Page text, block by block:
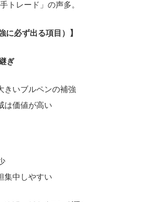
トレード」の声多。
に必ず出る項目）】
ぎ
きいブルペンの補強
は価値が高い
集中しやすい